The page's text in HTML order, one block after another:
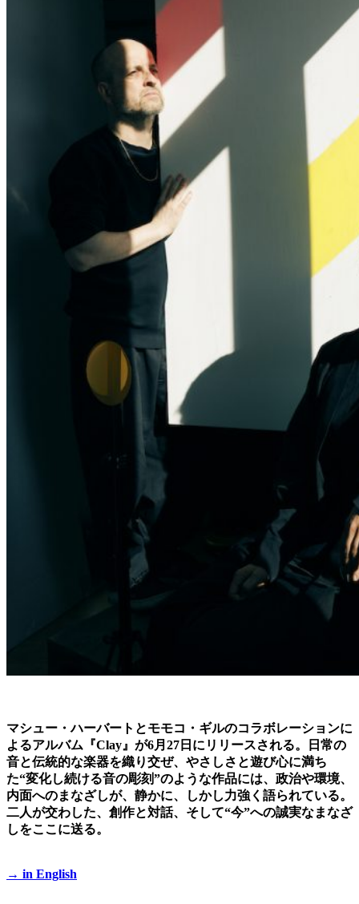
マシュー・ハーバートとモモコ・ギルのコラボレーションに
よるアルバム『Clay』が6月27日にリリースされる。日常の
音と伝統的な楽器を織り交ぜ、やさしさと遊び心に満ち
た“変化し続ける音の彫刻”のような作品には、政治や環境、
内面へのまなざしが、静かに、しかし力強く語られている。
二人が交わした、創作と対話、そして“今”への誠実なまなざ
しをここに送る。
→ in English